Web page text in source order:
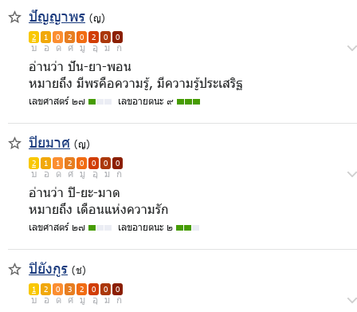
ปัญญาพร (ญ)
2 1 0 2 0 2 0 0
บ อ ด ศ มู อุ ม ก
อ่านว่า ปัน-ยา-พอน
หมายถึง มีพรคือความรู้, มีความรู้ประเสริฐ
เลขศาสตร์ ๒๗ เลขอายตนะ ๙
ปิยมาศ (ญ)
2 1 1 2 0 0 0 0
บ อ ด ศ มู อุ ม ก
อ่านว่า ปิ-ยะ-มาด
หมายถึง เดือนแห่งความรัก
เลขศาสตร์ ๒๗ เลขอายตนะ ๒
ปิยังกูร (ช)
1 2 0 3 2 0 0 0
บ อ ด ศ มู อุ ม ก